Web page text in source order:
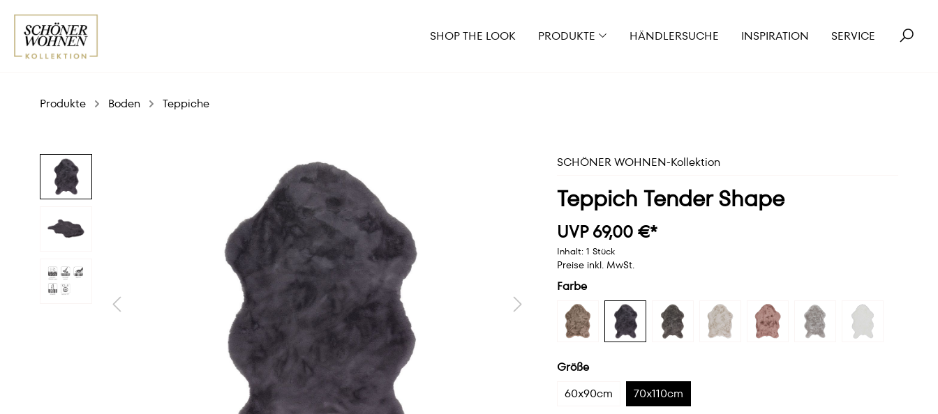
SHOP THE LOOK PRODUKTE HÄNDLERSUCHE INSPIRATION SERVICE
Produkte Boden Teppiche
SCHÖNER WOHNEN-Kollektion
Teppich Tender Shape
UVP 69,00 €*
Inhalt: 1 Stück
Preise inkl. MwSt.
Farbe
Größe
60x90cm
70x110cm